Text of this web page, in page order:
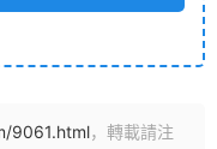
9061.html，轉載請注